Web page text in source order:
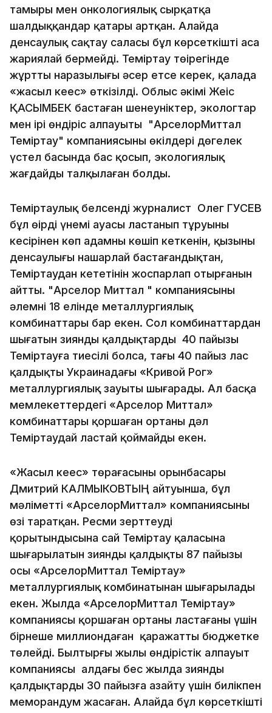
тамыры мен онкологиялық сырқатқа
шалдыққандар қатары артқан. Алайда
денсаулық сақтау саласы бұл көрсеткішті аса
жариялай бермейді. Теміртау төңірегінде
жұрттың наразылығы әсер етсе керек, қалада
«жасыл кеңес» өткізілді. Облыс әкімі Жеңіс
ҚАСЫМБЕК бастаған шенеуніктер, экологтар
мен ірі өндіріс алпауыты "АрселорМиттал
Теміртау" компаниясының өкілдері дөңгелек
үстел басында бас қосып, экологиялық
жағдайды талқылаған болды.
Теміртаулық белсенді журналист Олег ГУСЕВ
бұл өңірдің үнемі ауасы ластанып тұруының
кесірінен көп адамның көшіп кеткенін, қызының
денсаулығы нашарлай бастағандықтан,
Теміртаудан кететінін жоспарлап отырғанын
айтты. "Арселор Миттал " компаниясының
әлемнің 18 елінде металлургиялық
комбинаттары бар екен. Сол комбинаттардан
шығатын зиянды қалдықтардың 40 пайызы
Теміртауға тиесілі болса, тағы 40 пайыз лас
қалдықты Украинадағы «Кривой Рог»
металлургиялық зауыты шығарады. Ал басқа
мемлекеттердегі «Арселор Миттал»
комбинаттары қоршаған ортаны дәл
Теміртаудай ластай қоймайды екен.
«Жасыл кеңес» төрағасының орынбасары
Дмитрий КАЛМЫКОВТЫҢ айтуынша, бұл
мәліметті «АрселорМиттал» компаниясының
өзі таратқан. Ресми зерттеудің
қорытындысына сай Теміртау қаласына
шығарылатын зиянды қалдықтың 87 пайызы
осы «АрселорМиттал Теміртау»
металлургиялық комбинатынан шығарылады
екен. Жылда «АрселорМиттал Теміртау»
компаниясы қоршаған ортаны ластағаны үшін
бірнеше миллиондаған қаражатты бюджетке
төлейді. Былтырғы жылы өндірістік алпауыт
компаниясы алдағы бес жылда зиянды
қалдықтарды 30 пайызға азайту үшін билікпен
меморандум жасаған. Алайда бұл көрсеткішті